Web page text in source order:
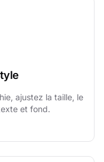
ajustez la taille, le
et fond.